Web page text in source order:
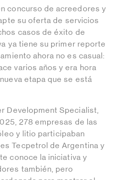
concurso de acreedores y
su oferta de servicios
casos de éxito de
ya tiene su primer reporte
ahora no es casual:
varios años y era hora
etapa que se está
Development Specialist,
278 empresas de las
y litio participaban
Tecpetrol de Argentina y
conoce la iniciativa y
también, pero